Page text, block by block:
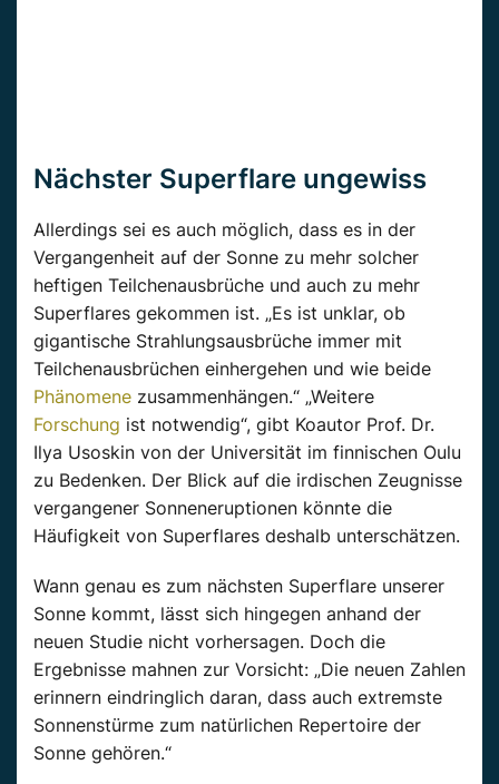
Nächster Superflare ungewiss
Allerdings sei es auch möglich, dass es in der
Vergangenheit auf der Sonne zu mehr solcher
heftigen Teilchenausbrüche und auch zu mehr
Superflares gekommen ist. „Es ist unklar, ob
gigantische Strahlungsausbrüche immer mit
Teilchenausbrüchen einhergehen und wie beide
Phänomene zusammenhängen.“ „Weitere
Forschung ist notwendig“, gibt Koautor Prof. Dr.
Ilya Usoskin von der Universität im finnischen Oulu
zu Bedenken. Der Blick auf die irdischen Zeugnisse
vergangener Sonneneruptionen könnte die
Häufigkeit von Superflares deshalb unterschätzen.
Wann genau es zum nächsten Superflare unserer
Sonne kommt, lässt sich hingegen anhand der
neuen Studie nicht vorhersagen. Doch die
Ergebnisse mahnen zur Vorsicht: „Die neuen Zahlen
erinnern eindringlich daran, dass auch extremste
Sonnenstürme zum natürlichen Repertoire der
Sonne gehören.“